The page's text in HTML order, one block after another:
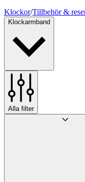
Klockor/Tillbehör &
Klockarmband
Alla filter